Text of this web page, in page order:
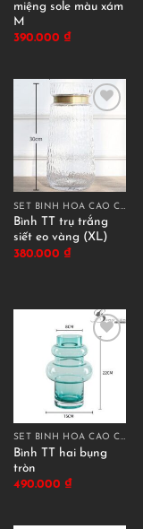
miệng sole màu xám
M
390.000 ₫
SET BÌNH HOA CAO CẤP
Bình TT trụ trắng
siết eo vàng (XL)
380.000 ₫
SET BÌNH HOA CAO CẤP
Bình TT hai bụng
tròn
490.000 ₫